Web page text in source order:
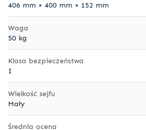
406 mm × 400 mm × 152 mm
Waga
50 kg
Klasa bezpieczeństwa
I
Wielkość sejfu
Mały
Średnia ocena